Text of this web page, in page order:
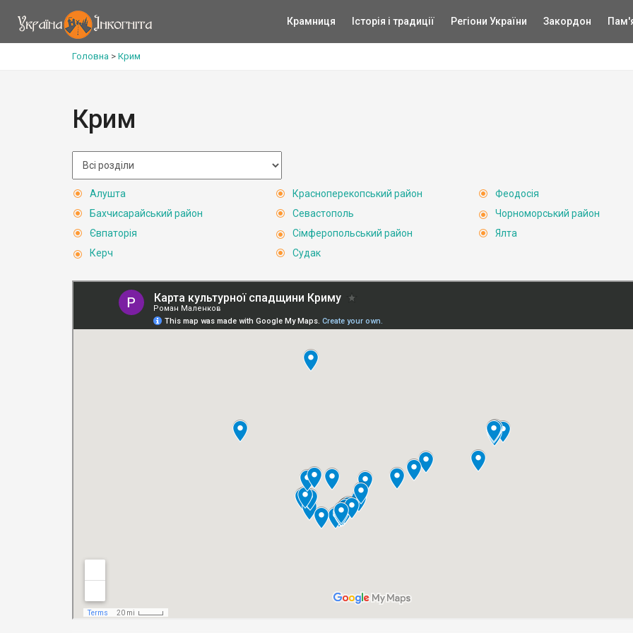
Крамниця Історія і традиції Регіони України Закордон
Головна > Крим
Крим
Алушта
Бахчисарайський район
Євпаторія
Керч
Красноперекопський район
Севастополь
Сімферопольський район
Судак
Феодосія
Чорноморський район
Ялта